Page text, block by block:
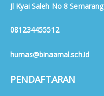
Jl Kyai Saleh No 8
081234455512
humas@binaamal.sch.id
PENDAFTARAN